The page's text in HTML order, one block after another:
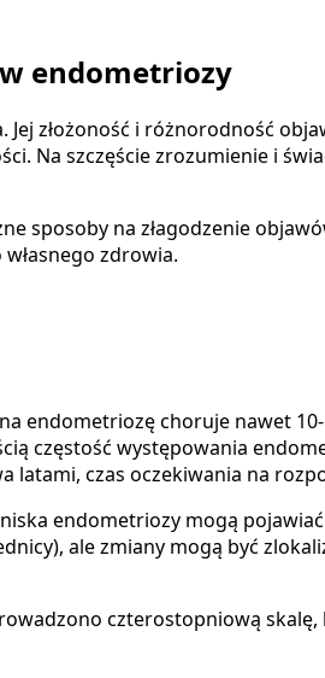
endometriozy
złożoność i różnorodność
Na szczęście zrozumienie i
sposoby na złagodzenie
zdrowia.
endometriozę choruje nawet
częstość występowania
czas oczekiwania na
endometriozy mogą
ale zmiany mogą być
czterostopniową